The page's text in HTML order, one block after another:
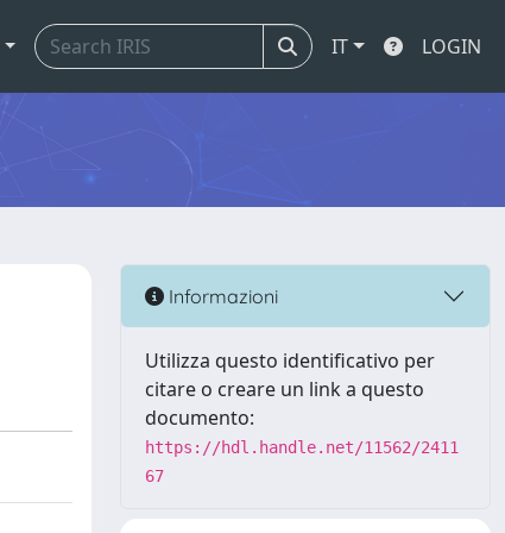
IT LOGIN
Informazioni
Utilizza questo identificativo per
citare o creare un link a questo
documento:
https://hdl.handle.net/11562/2411
67